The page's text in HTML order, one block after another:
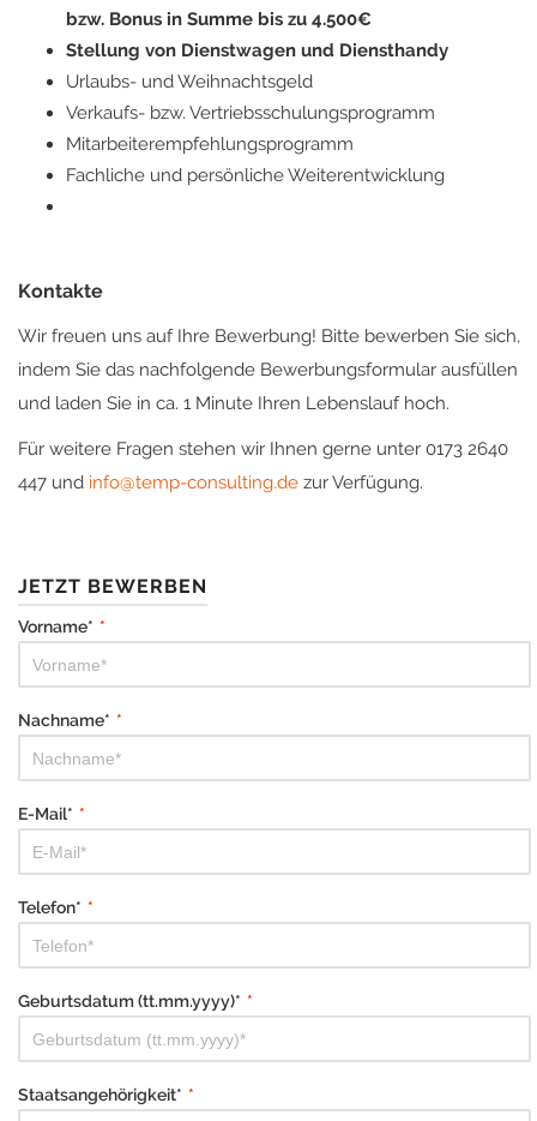
bzw. Bonus in Summe bis zu 4.500€
Stellung von Dienstwagen und Diensthandy
Urlaubs- und Weihnachtsgeld
Verkaufs- bzw. Vertriebsschulungsprogramm
Mitarbeiterempfehlungsprogramm
Fachliche und persönliche Weiterentwicklung
Kontakte
Wir freuen uns auf Ihre Bewerbung! Bitte bewerben Sie sich,
indem Sie das nachfolgende Bewerbungsformular ausfüllen
und laden Sie in ca. 1 Minute Ihren Lebenslauf hoch.
Für weitere Fragen stehen wir Ihnen gerne unter 0173 2640
447 und info@temp-consulting.de zur Verfügung.
JETZT BEWERBEN
Vorname* *
Nachname* *
E-Mail* *
Telefon* *
Geburtsdatum (tt.mm.yyyy)* *
Staatsangehörigkeit* *